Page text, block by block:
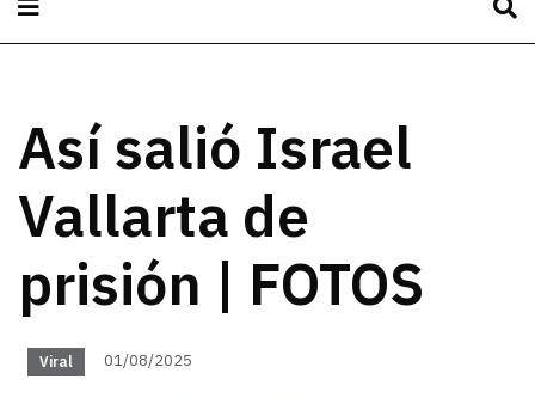
Así salió Israel
Vallarta de
prisión | FOTOS
Viral 01/08/2025